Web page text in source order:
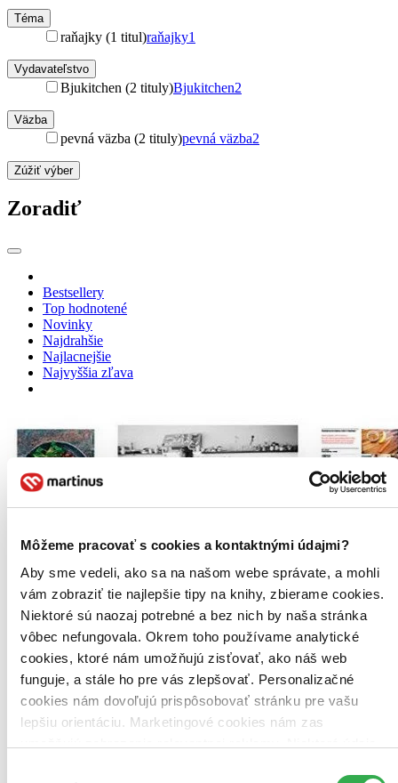
Môžeme pracovať s cookies a kontaktnými údajmi?
Aby sme vedeli, ako sa na našom webe správate, a mohli
vám zobraziť tie najlepšie tipy na knihy, zbierame cookies.
Niektoré sú naozaj potrebné a bez nich by naša stránka
vôbec nefungovala. Okrem toho používame analytické
cookies, ktoré nám umožňujú zisťovať, ako náš web
funguje, a stále ho pre vás zlepšovať. Personalizačné
cookies nám dovoľujú prispôsobovať stránku pre vašu
lepšiu orientáciu. Marketingové cookies nám zas
Téma
raňajky (1 titul)raňajky1
Vydavateľstvo
Bjukitchen (2 tituly)Bjukitchen2
Väzba
pevná väzba (2 tituly)pevná väzba2
Zúžiť výber
Zoradiť
Bestsellery
Top hodnotené
Novinky
Najdrahšie
Najlacnejšie
Najvyššia zľava